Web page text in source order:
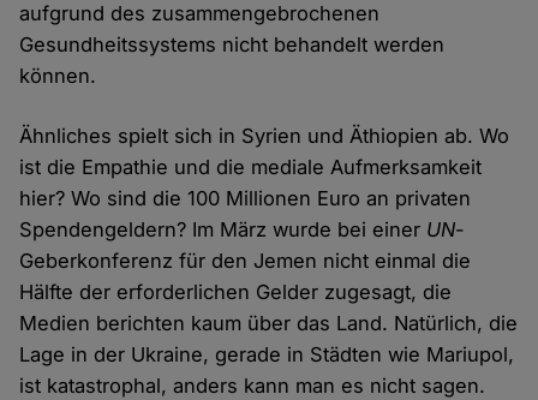
aufgrund des zusammengebrochenen
Gesundheitssystems nicht behandelt werden
können.
Ähnliches spielt sich in Syrien und Äthiopien ab. Wo
ist die Empathie und die mediale Aufmerksamkeit
hier? Wo sind die 100 Millionen Euro an privaten
Spendengeldern? Im März wurde bei einer UN-
Geberkonferenz für den Jemen nicht einmal die
Hälfte der erforderlichen Gelder zugesagt, die
Medien berichten kaum über das Land. Natürlich, die
Lage in der Ukraine, gerade in Städten wie Mariupol,
ist katastrophal, anders kann man es nicht sagen.